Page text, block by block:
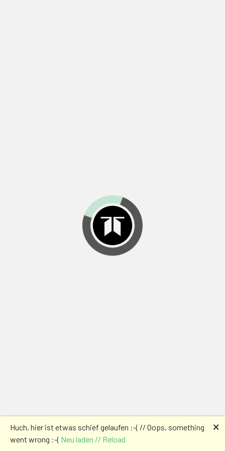
Huch, hier ist etwas schief gelaufen :-( // Oops, something
went wrong :-( Neu laden // Reload
🗙